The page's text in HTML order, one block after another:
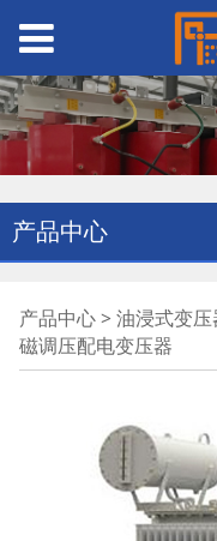
产品中心
S13系
绕组无
压器
产品中心> 油浸式变压
磁调压配电变压器